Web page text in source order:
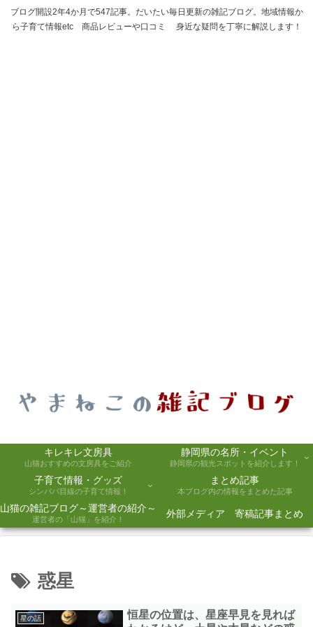
ブログ開設2年4か月で547記事。だいたい毎日更新の雑記ブログ。地域情報か
ら子育て情報etc 商品レビューや口コミ 身近な疑問を丁寧に解説します！
キレキレ文房具
山猫おすすめの文房具をご紹介
静岡県の名所・イベント
静岡県の観光スポットを紹介します！
子育て情報・グッズ
シンパパ目線の子育て情報！
まとめ記事
本ブログ内の情報をまとめた記事
山猫の雑記ブログ～運営者の紹介～
運営者の「山猫」を紹介！ 外部メディア 寄稿記事まとめ
惑星
星の話
恒星の位置は、星座早見を見れば